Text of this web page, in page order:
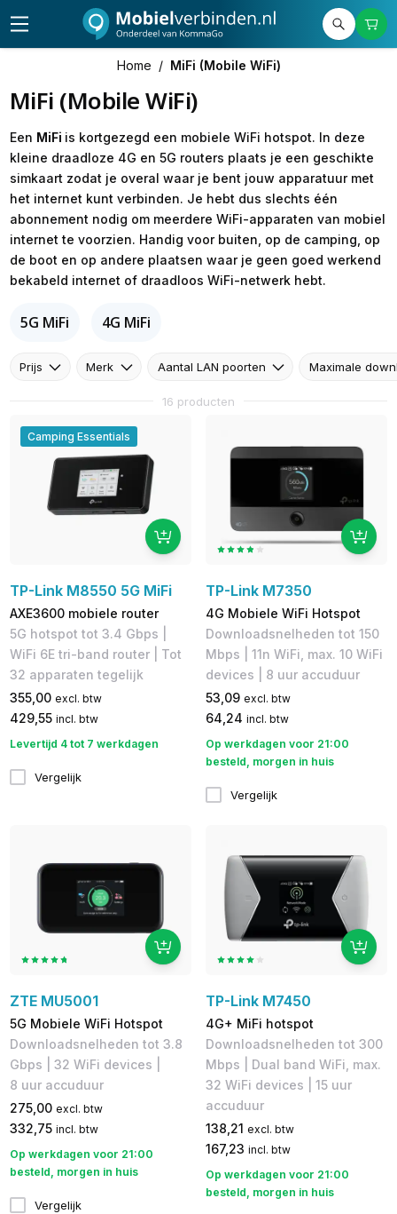
Home / MiFi (Mobile WiFi)
MiFi (Mobile WiFi)
Een MiFi is kortgezegd een mobiele WiFi hotspot. In deze
kleine draadloze 4G en 5G routers plaats je een geschikte
simkaart zodat je overal waar je bent jouw apparatuur met
het internet kunt verbinden. Je hebt dus slechts één
abonnement nodig om meerdere WiFi-apparaten van mobiel
internet te voorzien. Handig voor buiten, op de camping, op
de boot en op andere plaatsen waar je geen goed werkend
bekabeld internet of draadloos WiFi-netwerk hebt.
5G MiFi 4G MiFi
Prijs Merk Aantal LAN poorten Maximale
16 producten
Camping Essentials
TP-Link M8550 5G MiFi
AXE3600 mobiele router
5G hotspot tot 3.4 Gbps |
WiFi 6E tri-band router | Tot
32 apparaten tegelijk
355,00 excl. btw
429,55 incl. btw
Levertijd 4 tot 7 werkdagen
Vergelijk
TP-Link M7350
4G Mobiele WiFi Hotspot
Downloadsnelheden tot 150
Mbps | 11n WiFi, max. 10 WiFi
devices | 8 uur accuduur
53,09 excl. btw
64,24 incl. btw
Op werkdagen voor 21:00
besteld, morgen in huis
Vergelijk
ZTE MU5001
5G Mobiele WiFi Hotspot
Downloadsnelheden tot 3.8
Gbps​ | 32 WiFi devices |
8 uur accuduur
275,00 excl. btw
332,75 incl. btw
Op werkdagen voor 21:00
besteld, morgen in huis
Vergelijk
TP-Link M7450
4G+ MiFi hotspot
Downloadsnelheden tot 300
Mbps | Dual band WiFi, max.
32 WiFi devices | 15 uur
accuduur
138,21 excl. btw
167,23 incl. btw
Op werkdagen voor 21:00
besteld, morgen in huis